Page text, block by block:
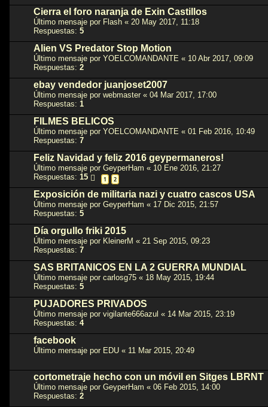
Cierra el foro naranja de Exin Castillos
Último mensaje por Flash « 20 May 2017, 11:18
Respuestas: 5
Alien VS Predator Stop Motion
Último mensaje por YOELCOMANDANTE « 10 Abr 2017, 09:09
Respuestas: 2
ebay vendedor juanjoset2007
Último mensaje por webmaster « 04 Mar 2017, 17:00
Respuestas: 1
FILMES BELICOS
Último mensaje por YOELCOMANDANTE « 01 Feb 2016, 10:49
Respuestas: 7
Feliz Navidad y feliz 2016 geypermaneros!
Último mensaje por GeyperHam « 10 Ene 2016, 21:27
Respuestas: 15 1 2
Exposición de militaria nazi y cuatro cascos USA
Último mensaje por GeyperHam « 17 Dic 2015, 21:57
Respuestas: 5
Día orgullo friki 2015
Último mensaje por KleinerM « 21 Sep 2015, 09:23
Respuestas: 7
SAS BRITANICOS EN LA 2 GUERRA MUNDIAL
Último mensaje por carlosg75 « 18 May 2015, 19:44
Respuestas: 5
PUJADORES PRIVADOS
Último mensaje por vigilante666azul « 14 Mar 2015, 23:19
Respuestas: 4
facebook
Último mensaje por EDU « 11 Mar 2015, 20:49
cortometraje hecho con un móvil en Sitges LBRNT
Último mensaje por GeyperHam « 06 Feb 2015, 14:00
Respuestas: 2